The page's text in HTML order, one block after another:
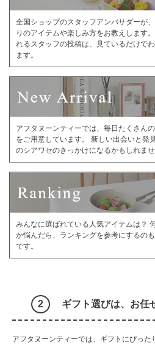
全国ショップのスタッフアンバサダーが
りのアイテムや楽しみ方をお教えします
れるスタッフの投稿は、見ているだけで
ます。
アフタヌーンティーでは、毎日たくさん
をご用意しています。 新しい出会いと発
のシアワセのきっかけになるかもしれませ
みんなに選ばれている人気アイテムは？
か悩んだら、ランキングを参考にするの
です。
ギフト選びは、お任
アフタヌーンティーでは、ギフトにぴった